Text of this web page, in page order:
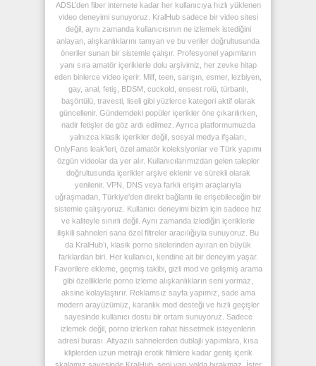
ADSL’den fiber internete kadar her kullanıcıya hızlı yüklenen
video deneyimi sunuyoruz. KralHub sadece bir video sitesi
değil, aynı zamanda kullanıcısının ne izlemek istediğini
anlayan, alışkanlıklarını tanıyan ve bu veriler doğrultusunda
öneriler sunan bir sistemle çalışır. Profesyonel yapımların
yanı sıra amatör içeriklerle dolu arşivimiz, her zevke hitap
eden binlerce video içerir. Milf, teen, sarışın, esmer, lezbiyen,
gay, anal, fetiş, BDSM, cuckold, ensest rolü, türbanlı,
başörtülü, travesti, liseli gibi yüzlerce kategori aktif olarak
güncellenir. Gündemdeki popüler içerikler öne çıkarılırken,
nadir fetişler de göz ardı edilmez. Ayrıca platformumuzda
yalnızca klasik içerikler değil, sosyal medya ifşaları,
OnlyFans leak’leri, özel amatör koleksiyonlar ve Türk yapımı
özgün videolar da yer alır. Kullanıcılarımızdan gelen talepler
doğrultusunda içerikler arşive eklenir ve sürekli olarak
yenilenir. VPN, DNS veya farklı erişim araçlarıyla
uğraşmadan, Türkiye'den direkt bağlantı ile erişebileceğin bir
sistemle çalışıyoruz. Kullanıcı deneyimi bizim için sadece hız
ve kaliteyle sınırlı değil. Aynı zamanda izlediğin içeriklerle
ilişkili sahneleri sana özel filtreler aracılığıyla sunuyoruz. Bu
da KralHub’ı, klasik porno sitelerinden ayıran en büyük
farklardan biri. Her kullanıcı, kendine ait bir deneyim yaşar.
Favorilere ekleme, geçmiş takibi, gizli mod ve gelişmiş arama
gibi özelliklerle porno izleme alışkanlıkların seni yormaz,
aksine kolaylaştırır. Reklamsız sayfa yapımız, sade ama
modern arayüzümüz, karanlık mod desteği ve hızlı geçişler
sayesinde kullanıcı dostu bir ortam sunuyoruz. Sadece
izlemek değil, porno izlerken rahat hissetmek isteyenlerin
adresi burası. Altyazılı sahnelerden dublajlı yapımlara, kısa
kliplerden uzun metrajlı erotik filmlere kadar geniş içerik